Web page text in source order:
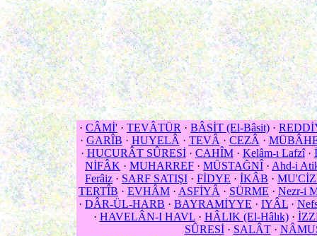
· CÂMİ' · TEVÂTÜR · BÂSİT (El-Bâsit) ·
· GARÎB · HUYELÂ · TEVÂ · CEZÂ ·
· HUCURÂT SÛRESİ· CAHÎM· Kelâm-ı Lafzî·
NİFÂK · MUHARREF · MÜSTAĞNÎ · Ahd-i
Ferâiz · SARF SATIŞI · FİDYE · İKÂB ·
TERTÎB · EVHÂM · ASFİYÂ · SÜRME · Nezr-i
· DÂR-ÜL-HARB · BAYRAMİYYE · IYÂL ·
· HAVELÂN-I HAVL· HÂLIK (El-Hâlık)·
SÛRESİ· SALÂT·